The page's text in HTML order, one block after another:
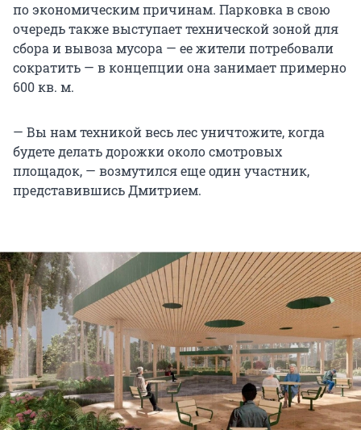
по экономическим причинам. Парковка в свою
очередь также выступает технической зоной для
сбора и вывоза мусора — ее жители потребовали
сократить — в концепции она занимает примерно
600 кв. м.
— Вы нам техникой весь лес уничтожите, когда
будете делать дорожки около смотровых
площадок, — возмутился еще один участник,
представившись Дмитрием.